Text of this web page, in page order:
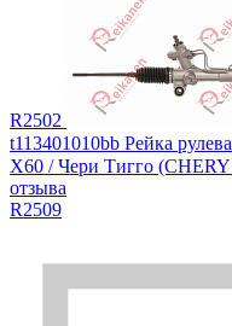
R2502
t113401010bb Рейка
X60 / Чери Тигго
отзыва
R2509